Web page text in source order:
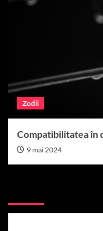
Zodii
Compatibilitatea în
9 mai 2024